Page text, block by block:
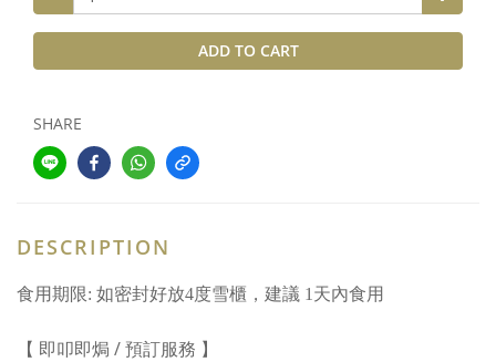
ADD TO CART
SHARE
DESCRIPTION
食用期限: 如密封好放4度雪櫃，建議 1天內食用
【 即叩即焗 / 預訂服務 】